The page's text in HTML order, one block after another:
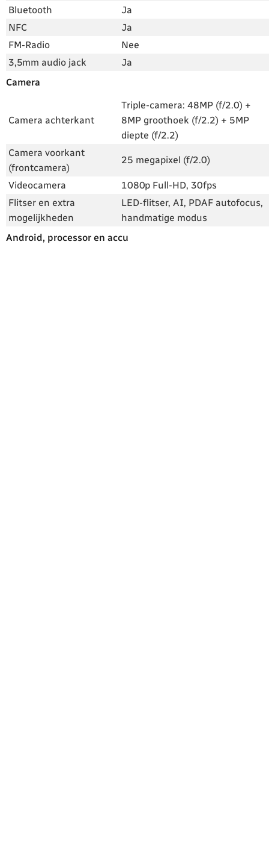
Bluetooth
Ja
NFC
Ja
FM-Radio
Nee
3,5mm audio jack
Ja
Camera
Camera achterkant
Triple-camera: 48MP (f/2.0) +
8MP groothoek (f/2.2) + 5MP
diepte (f/2.2)
Camera voorkant
(frontcamera)
25 megapixel (f/2.0)
Videocamera
1080p Full-HD, 30fps
Flitser en extra
mogelijkheden
LED-flitser, AI, PDAF autofocus,
handmatige modus
Android, processor en accu